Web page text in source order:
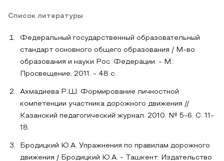
Список литературы
Федеральный государственный образовательный
стандарт основного общего образования / М-во
образования и науки Рос. Федерации. - М.:
Просвещение, 2011. - 48 с.
Ахмадиева Р.Ш. Формирование личностной
компетенции участника дорожного движения //
Казанский педагогический журнал. 2010. № 5-6. С. 11-
18.
Бродицкий Ю.А. Упражнения по правилам дорожного
движения / Бродицкий Ю.А. - Ташкент: Издательство